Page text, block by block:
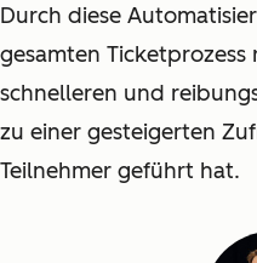
Durch diese
gesamten
schnelleren und
zu einer gesteigerten
Teilnehmer geführt hat.